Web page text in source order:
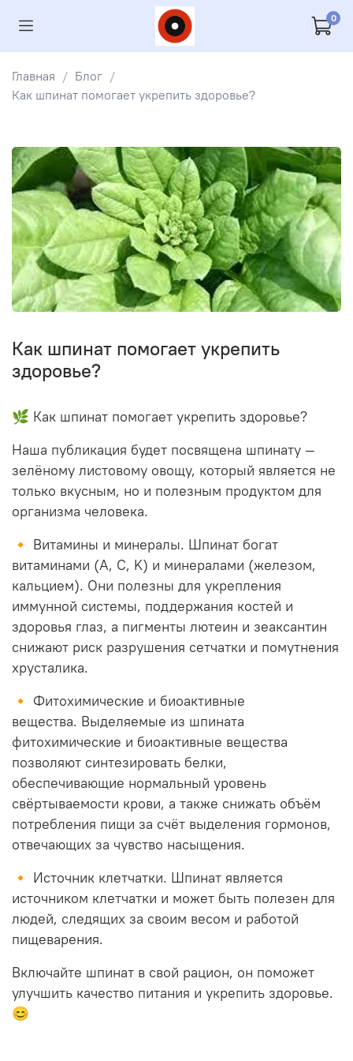
0
Главная
Блог
Как шпинат помогает укрепить здоровье?
Как шпинат помогает укрепить
здоровье?
🌿 Как шпинат помогает укрепить здоровье?
Наша публикация будет посвящена шпинату —
зелёному листовому овощу, который является не
только вкусным, но и полезным продуктом для
организма человека.
🔸 Витамины и минералы. Шпинат богат
витаминами (A, C, K) и минералами (железом,
кальцием). Они полезны для укрепления
иммунной системы, поддержания костей и
здоровья глаз, а пигменты лютеин и зеаксантин
снижают риск разрушения сетчатки и помутнения
хрусталика.
🔸 Фитохимические и биоактивные
вещества. Выделяемые из шпината
фитохимические и биоактивные вещества
позволяют синтезировать белки,
обеспечивающие нормальный уровень
свёртываемости крови, а также снижать объём
потребления пищи за счёт выделения гормонов,
отвечающих за чувство насыщения.
🔸 Источник клетчатки. Шпинат является
источником клетчатки и может быть полезен для
людей, следящих за своим весом и работой
пищеварения.
Включайте шпинат в свой рацион, он поможет
улучшить качество питания и укрепить здоровье.
😊